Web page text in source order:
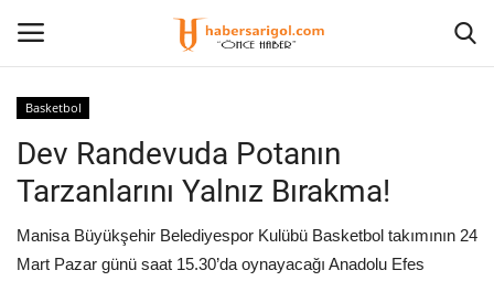
Anasayfa
Künye
Basketbol
Dev Randevuda Potanın
Tarzanlarını Yalnız Bırakma!
Manisa Büyükşehir Belediyespor Kulübü Basketbol takımının 24
Mart Pazar günü saat 15.30’da oynayacağı Anadolu Efes